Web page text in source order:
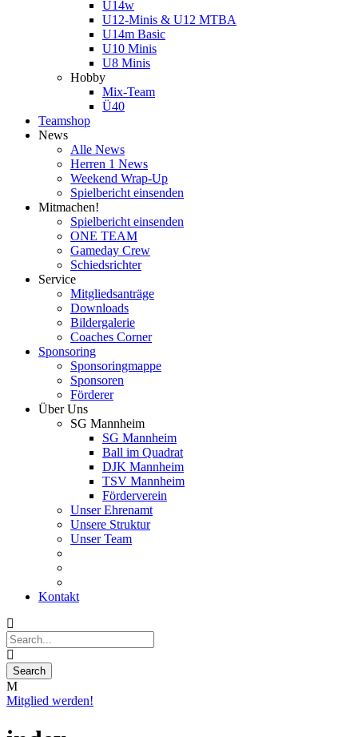
U14w
U12-Minis & U12 MTBA
U14m Basic
U10 Minis
U8 Minis
Hobby
Mix-Team
Ü40
Teamshop
News
Alle News
Herren 1 News
Weekend Wrap-Up
Spielbericht einsenden
Mitmachen!
Spielbericht einsenden
ONE TEAM
Gameday Crew
Schiedsrichter
Service
Mitgliedsanträge
Downloads
Bildergalerie
Coaches Corner
Sponsoring
Sponsoringmappe
Sponsoren
Förderer
Über Uns
SG Mannheim
SG Mannheim
Ball im Quadrat
DJK Mannheim
TSV Mannheim
Förderverein
Unser Ehrenamt
Unsere Struktur
Unser Team
Kontakt
Mitglied werden!